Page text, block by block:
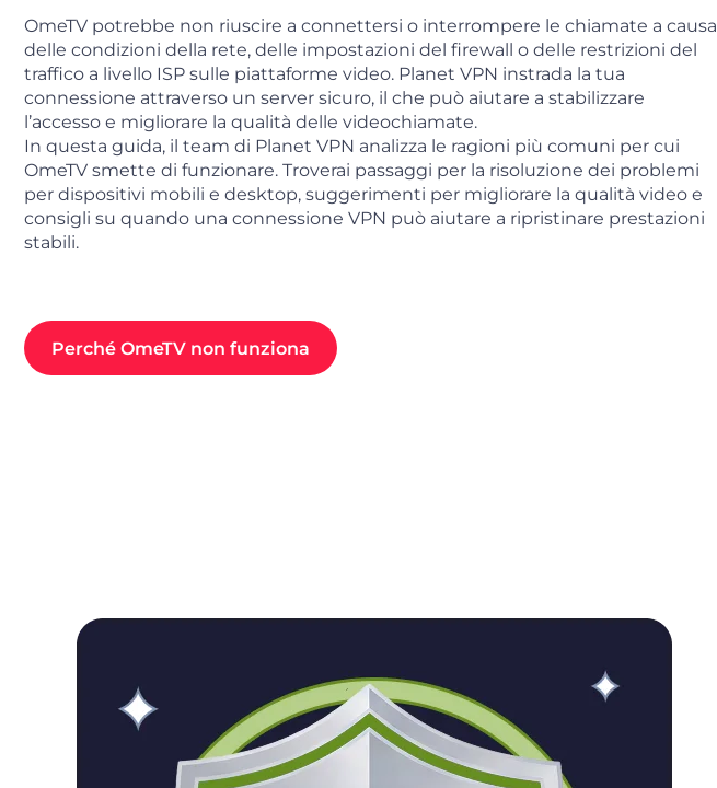
OmeTV potrebbe non riuscire a connettersi o interrompere le chiamate a causa
delle condizioni della rete, delle impostazioni del firewall o delle restrizioni del
traffico a livello ISP sulle piattaforme video. Planet VPN instrada la tua
connessione attraverso un server sicuro, il che può aiutare a stabilizzare
l’accesso e migliorare la qualità delle videochiamate.
In questa guida, il team di Planet VPN analizza le ragioni più comuni per cui
OmeTV smette di funzionare. Troverai passaggi per la risoluzione dei problemi
per dispositivi mobili e desktop, suggerimenti per migliorare la qualità video e
consigli su quando una connessione VPN può aiutare a ripristinare prestazioni
stabili.
Perché OmeTV non funziona